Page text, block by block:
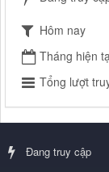
Hôm nay
Tháng hiện
Tổng lượt
Đang truy cập